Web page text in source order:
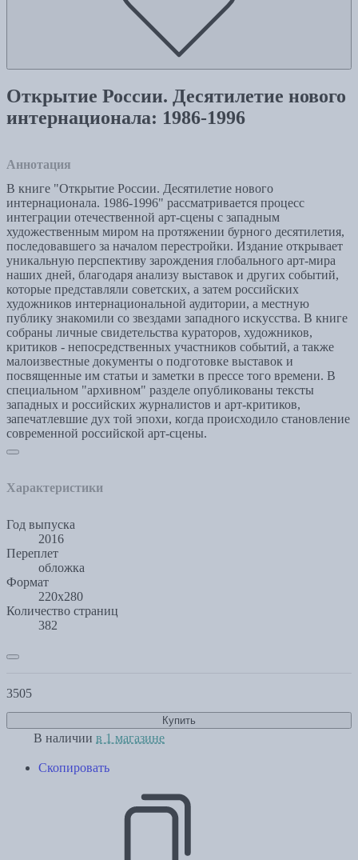
Открытие России. Десятилетие нового
интернационала: 1986-1996
Аннотация
В книге "Открытие России. Десятилетие нового
интернационала. 1986-1996" рассматривается процесс
интеграции отечественной арт-сцены с западным
художественным миром на протяжении бурного десятилетия,
последовавшего за началом перестройки. Издание открывает
уникальную перспективу зарождения глобального арт-мира
наших дней, благодаря анализу выставок и других событий,
которые представляли советских, а затем российских
художников интернациональной аудитории, а местную
публику знакомили со звездами западного искусства. В книге
собраны личные свидетельства кураторов, художников,
критиков - непосредственных участников событий, а также
малоизвестные документы о подготовке выставок и
посвященные им статьи и заметки в прессе того времени. В
специальном "архивном" разделе опубликованы тексты
западных и российских журналистов и арт-критиков,
запечатлевшие дух той эпохи, когда происходило становление
современной российской арт-сцены.
Характеристики
Год выпуска
2016
Переплет
обложка
Формат
220x280
Количество страниц
382
3505
Купить
В наличии в 1 магазине
Скопировать